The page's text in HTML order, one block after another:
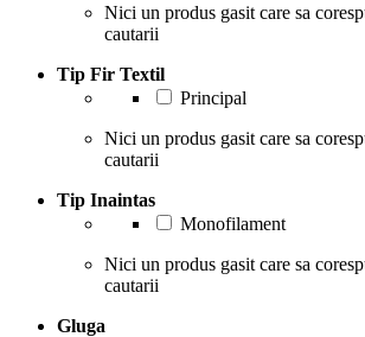
Nici un produs gasit care sa
cautarii
Tip Fir Textil
Principal
Nici un produs gasit care sa
cautarii
Tip Inaintas
Monofilament
Nici un produs gasit care sa
cautarii
Gluga